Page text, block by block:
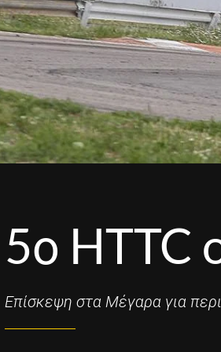
5ο HTTC
Επίσκεψη στα Μέγαρα για